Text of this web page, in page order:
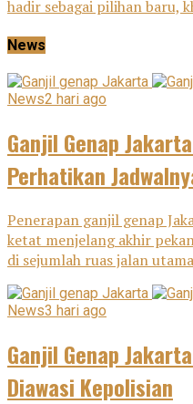
hadir sebagai pilihan baru,
News
News2 hari ago
Ganjil Genap
Perhatikan
Penerapan ganjil genap
ketat menjelang akhir
di sejumlah ruas jalan
News3 hari ago
Ganjil Genap
Diawasi Kepolisian